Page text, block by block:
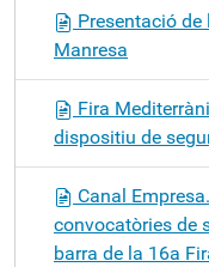
Presentació
Manresa
Fira
dispositiu de
Canal
convocatòries de
barra de la 16a